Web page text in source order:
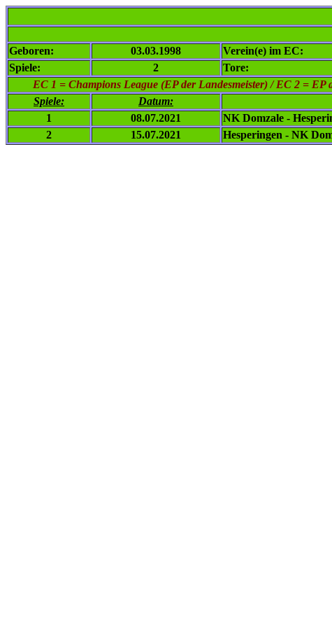
Geboren:
03.03.1998 Verein(e) im EC:
Spiele:
2 Tore:
EC 1 = Champions League (EP der Landesmeister) / EC 2 =
Spiele:
Datum:
1
08.07.2021 NK Domzale -
2
15.07.2021 Hesperingen - NK